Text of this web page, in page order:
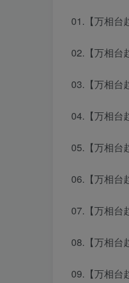
01.【万相台
02.【万相台
03.【万相台
04.【万相台
05.【万相台
06.【万相台
07.【万相台
08.【万相台
09.【万相台